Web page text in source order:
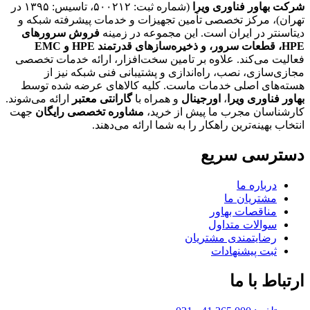
شرکت بهاور فناوری ویرا
(شماره ثبت: ۵۰۰۲۱۲، تاسیس: ۱۳۹۵ در
تهران)، مرکز تخصصی تأمین تجهیزات و خدمات پیشرفته شبکه و
دیتاسنتر در ایران است. این مجموعه در زمینه فروش سرورهای
HPE، قطعات سرور، و ذخیره‌سازهای قدرتمند HPE و EMC
فعالیت می‌کند. علاوه بر تامین سخت‌افزار، ارائه خدمات تخصصی
مجازی‌سازی، نصب، راه‌اندازی و پشتیبانی فنی شبکه نیز از
هسته‌های اصلی خدمات ماست. کلیه کالاهای عرضه شده توسط
بهاور فناوری ویرا ، اورجینال و همراه با گارانتی معتبر
ارائه می‌شوند.
کارشناسان مجرب ما پیش از خرید، مشاوره تخصصی رایگان جهت
انتخاب بهینه‌ترین راهکار را به شما ارائه می‌دهند.
دسترسی سریع
درباره ما
مشتریان ما
مناقصات بهاور
سوالات متداول
رضایتمندی مشتریان
ثبت پیشنهادات
ارتباط با ما